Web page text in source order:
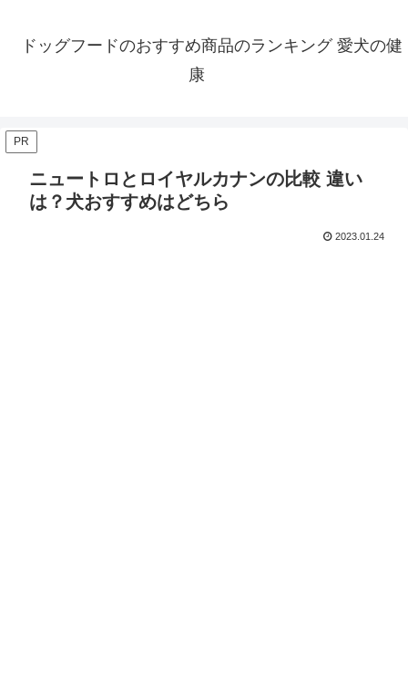
ドッグフードのおすすめ商品のランキング 愛犬の健
康
PR
ニュートロとロイヤルカナンの比較 違い
は？犬おすすめはどちら
2023.01.24